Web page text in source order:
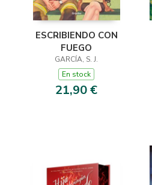
ESCRIBIENDO CON
FUEGO
GARCÍA, S. J.
En stock
21,90 €